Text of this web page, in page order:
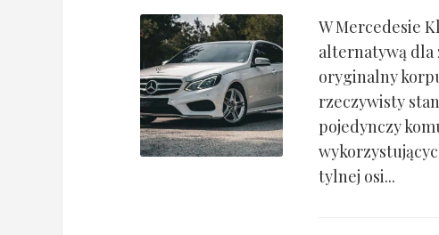
W Mercedesie
alternatywą dla
oryginalny
rzeczywisty
pojedynczy
tylnej osi...